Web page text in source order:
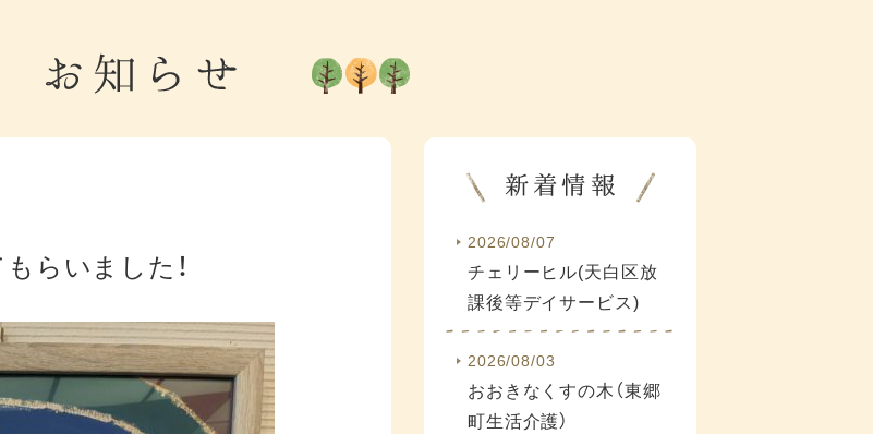
らいました！
2026/08/07
チェリーヒル(天白区放
課後等デイサービス)
2026/08/03
おおきなくすの木（東郷
町生活介護）